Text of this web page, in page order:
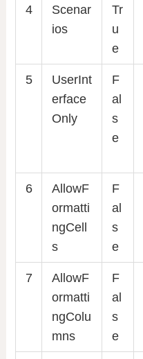
4
Scenar
ios
Tr
u
e
5
UserInt
erface
Only
F
al
s
e
6
AllowF
ormatti
ngCell
s
F
al
s
e
7
AllowF
ormatti
ngColu
mns
F
al
s
e